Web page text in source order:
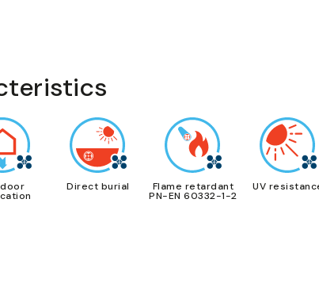
Direct burial Flame retardant
PN-EN 60332-1-2
UV